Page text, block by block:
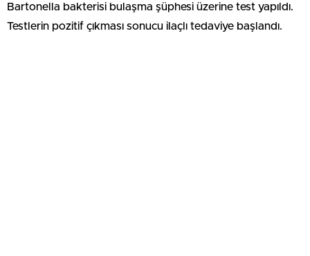
Bartonella bakterisi bulaşma şüphesi üzerine test yapıldı.
Testlerin pozitif çıkması sonucu ilaçlı tedaviye başlandı.